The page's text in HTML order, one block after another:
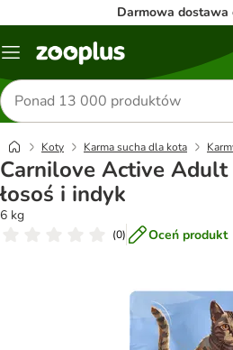
Darmowa dostawa
Menu
Szukaj
produktów
Koty Karma sucha dla kota
Carnilove Active
łosoś i indyk
6 kg
(0) Oceń produkt